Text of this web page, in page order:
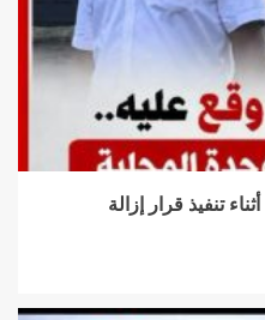
تنفيذ قرار إزالة